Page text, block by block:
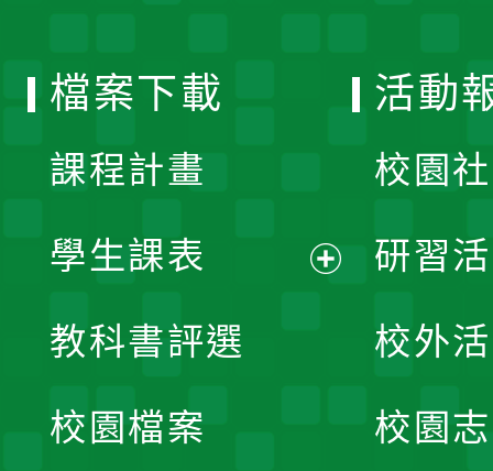
檔案下載
課程計畫
學生課表
教科書評選
校園檔案
活動
校園
研習
校外
校園